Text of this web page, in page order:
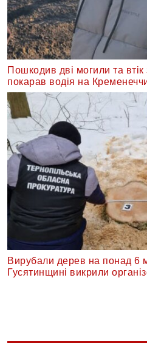
Пошкодив дві могили та
покарав водія на
Вирубали дерев на понад 6
Гусятинщині викрили